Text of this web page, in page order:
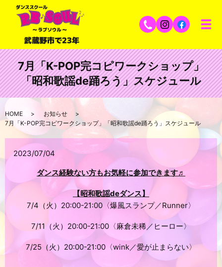
7月「K-POP完コピワークショップ」
「昭和歌謡de踊ろう」スケジュール
HOME
お知らせ
7月「K-POP完コピワークショップ」「昭和歌謡de踊ろう」スケジュール
2023/07/04
ダンス経験ない方もお気軽に参加できます♬
【昭和歌謡deダンス】
7/4（火）20:00-21:00〈爆風スランプ／Runner〉
7/11（火）20:00-21:00〈麻倉未稀／ヒーロー〉
7/25（火）20:00-21:00〈wink／愛が止まらない〉